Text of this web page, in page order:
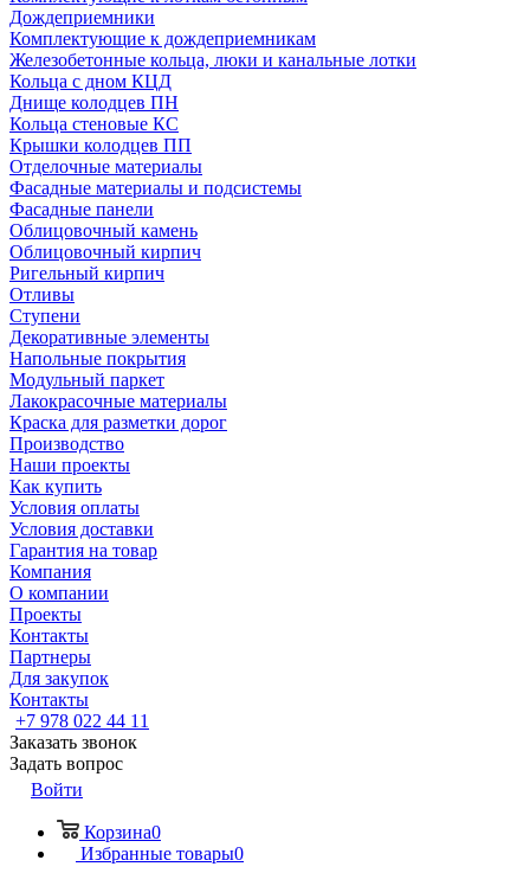
Дождеприемники
Комплектующие к дождеприемникам
Железобетонные кольца, люки и канальные лотки
Кольца с дном КЦД
Днище колодцев ПН
Кольца стеновые КС
Крышки колодцев ПП
Отделочные материалы
Фасадные материалы и подсистемы
Фасадные панели
Облицовочный камень
Облицовочный кирпич
Ригельный кирпич
Отливы
Ступени
Декоративные элементы
Напольные покрытия
Модульный паркет
Лакокрасочные материалы
Краска для разметки дорог
Производство
Наши проекты
Как купить
Условия оплаты
Условия доставки
Гарантия на товар
Компания
О компании
Проекты
Контакты
Партнеры
Для закупок
Контакты
+7 978 022 44 11
Заказать звонок
Задать вопрос
Войти
Корзина0
Избранные товары0